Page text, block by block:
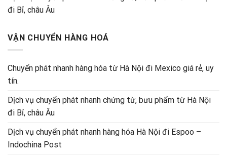
đi Bỉ, châu Âu
VẬN CHUYỂN HÀNG HOÁ
Chuyển phát nhanh hàng hóa từ Hà Nội đi Mexico giá rẻ, uy
tín.
Dịch vụ chuyển phát nhanh chứng từ, bưu phẩm từ Hà Nội
đi Bỉ, châu Âu
Dịch vụ chuyển phát nhanh hàng hóa Hà Nội đi Espoo –
Indochina Post